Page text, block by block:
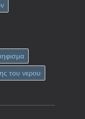
του νερου